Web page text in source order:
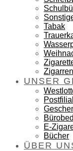
Tabak
UNSER
E-
Bücher
ÜBER